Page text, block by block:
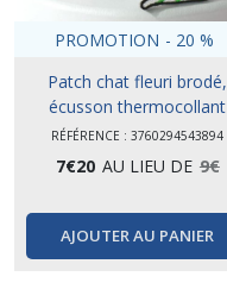
PROMOTION - 20 %
Patch chat fleuri brodé,
écusson thermocollant
RÉFÉRENCE : 3760294543894
7€20 AU LIEU DE 9€
AJOUTER AU PANIER